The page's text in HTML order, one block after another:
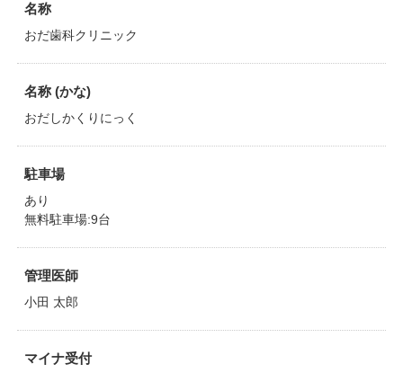
名称
おだ歯科クリニック
名称 (かな)
おだしかくりにっく
駐車場
あり
無料駐車場:9台
管理医師
小田 太郎
マイナ受付